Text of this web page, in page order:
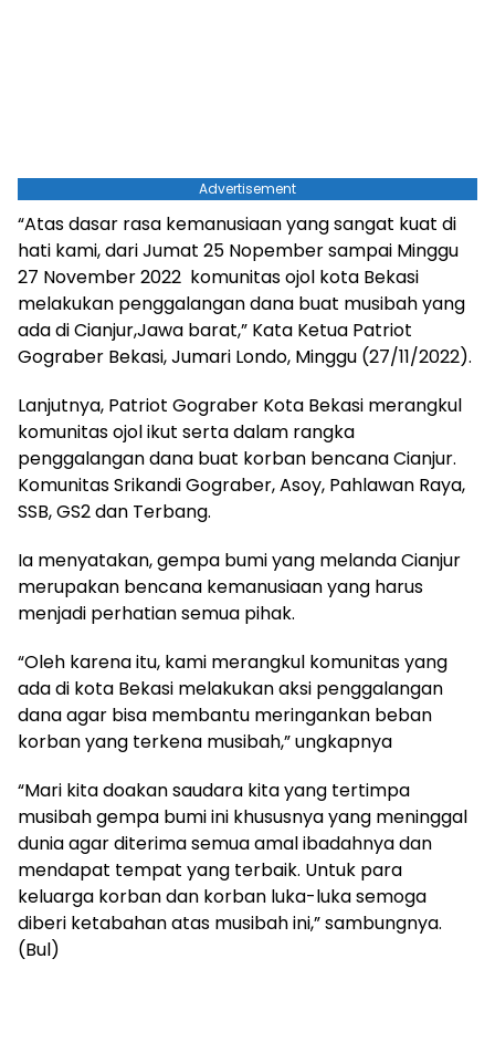
Advertisement
“Atas dasar rasa kemanusiaan yang sangat kuat di
hati kami, dari Jumat 25 Nopember sampai Minggu
27 November 2022 komunitas ojol kota Bekasi
melakukan penggalangan dana buat musibah yang
ada di Cianjur,Jawa barat,” Kata Ketua Patriot
Gograber Bekasi, Jumari Londo, Minggu (27/11/2022).
Lanjutnya, Patriot Gograber Kota Bekasi merangkul
komunitas ojol ikut serta dalam rangka
penggalangan dana buat korban bencana Cianjur.
Komunitas Srikandi Gograber, Asoy, Pahlawan Raya,
SSB, GS2 dan Terbang.
Ia menyatakan, gempa bumi yang melanda Cianjur
merupakan bencana kemanusiaan yang harus
menjadi perhatian semua pihak.
“Oleh karena itu, kami merangkul komunitas yang
ada di kota Bekasi melakukan aksi penggalangan
dana agar bisa membantu meringankan beban
korban yang terkena musibah,” ungkapnya
“Mari kita doakan saudara kita yang tertimpa
musibah gempa bumi ini khususnya yang meninggal
dunia agar diterima semua amal ibadahnya dan
mendapat tempat yang terbaik. Untuk para
keluarga korban dan korban luka-luka semoga
diberi ketabahan atas musibah ini,” sambungnya.
(Bul)